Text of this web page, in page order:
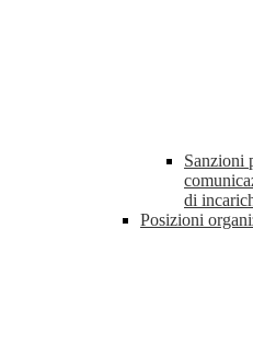
Sanzioni
di
Posizioni